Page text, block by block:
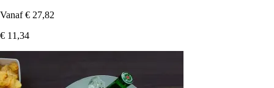
Vanaf € 27,82
€ 11,34